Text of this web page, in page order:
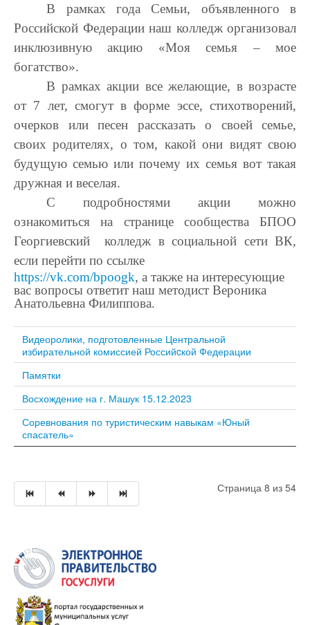
В рамках года Семьи, объявленного в
Российской Федерации наш колледж организовал
инклюзивную акцию «Моя семья – мое
богатство».
В рамках акции все желающие, в возрасте
от 7 лет, смогут в форме эссе, стихотворений,
очерков или песен рассказать о своей семье,
своих родителях, о том, какой они видят свою
будущую семью или почему их семья вот такая
дружная и веселая.
С подробностями акции можно
ознакомиться на странице сообщества БПОО
Георгиевский колледж в социальной сети ВК,
если перейти по ссылке
https://vk.com/bpoogk, а также на интересующие
вас вопросы ответит наш методист Вероника
Анатольевна Филиппова.
Видеоролики, подготовленные Центральной
избирательной комиссией Российcкой Федерации
Памятки
Восхождение на г. Машук 15.12.2023
Соревнования по туристическим навыкам «Юный
спасатель»
Страница 8 из 54